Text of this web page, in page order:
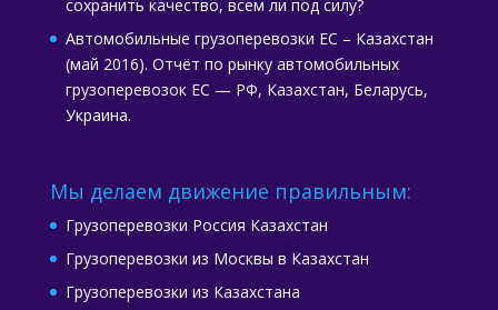
сохранить качество, всем ли под силу?
Автомобильные грузоперевозки ЕС – Казахстан
(май 2016). Отчёт по рынку автомобильных
грузоперевозок ЕС — РФ, Казахстан, Беларусь,
Украина.
Мы делаем движение правильным:
Грузоперевозки Россия Казахстан
Грузоперевозки из Москвы в Казахстан
Грузоперевозки из Казахстана